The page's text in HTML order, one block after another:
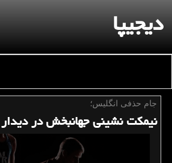
دیجیپا
جام حذفی انگلیس؛
نیمكت نشینی جهانبخش در